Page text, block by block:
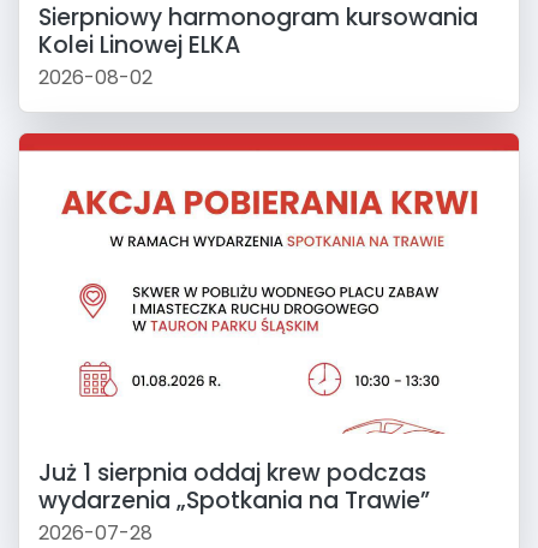
Sierpniowy harmonogram kursowania
Kolei Linowej ELKA
2026-08-02
Już 1 sierpnia oddaj krew podczas
wydarzenia „Spotkania na Trawie”
2026-07-28